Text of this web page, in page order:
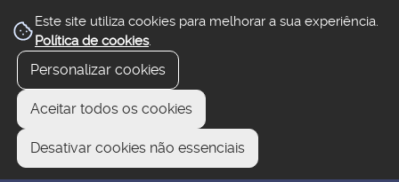
Este site utiliza cookies para melhorar a sua experiência.
Política de cookies.
Personalizar cookies
Aceitar todos os cookies
Desativar cookies não essenciais